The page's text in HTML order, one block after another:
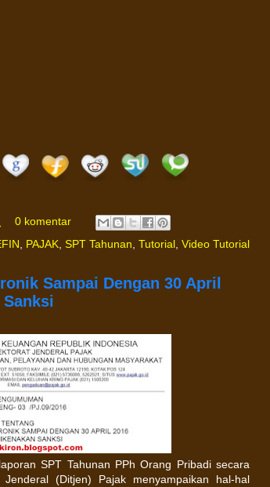
0 komentar
, PAJAK, SPT Tahunan, Tutorial, Video Tutorial
Sampai Dengan 30 April
Sanksi
SPT Tahunan PPh Orang Pribadi secara
(Ditjen) Pajak menyampaikan hal-hal